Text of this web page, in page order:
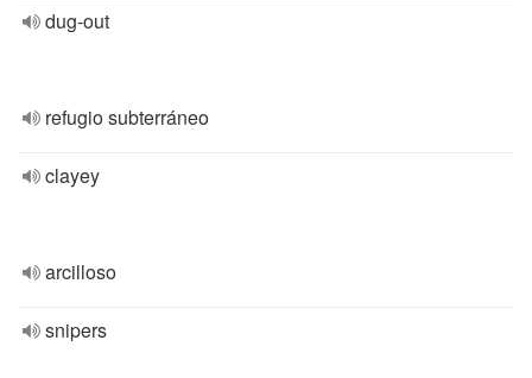
dug-out
refugio subterráneo
clayey
arcilloso
snipers